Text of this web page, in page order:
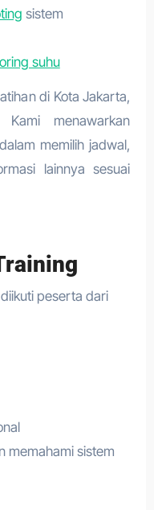
sistem
suhu
di Kota Jakarta,
Kami menawarkan
memilih jadwal,
lainnya sesuai
peserta dari
memahami sistem